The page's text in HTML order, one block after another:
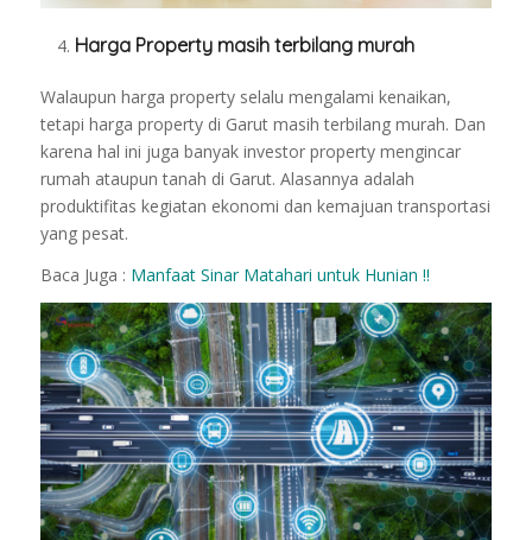
Harga Property masih terbilang murah
Walaupun harga property selalu mengalami kenaikan,
tetapi harga property di Garut masih terbilang murah. Dan
karena hal ini juga banyak investor property mengincar
rumah ataupun tanah di Garut. Alasannya adalah
produktifitas kegiatan ekonomi dan kemajuan transportasi
yang pesat.
Baca Juga : Manfaat Sinar Matahari untuk Hunian !!